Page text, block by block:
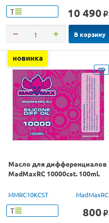
Т 10 490 o
В корзину
новинка
Масло для дифференциалов
MadMaxRC 10000cst. 100ml.
MMRC10KCST MadMaxRC
Т 800 o